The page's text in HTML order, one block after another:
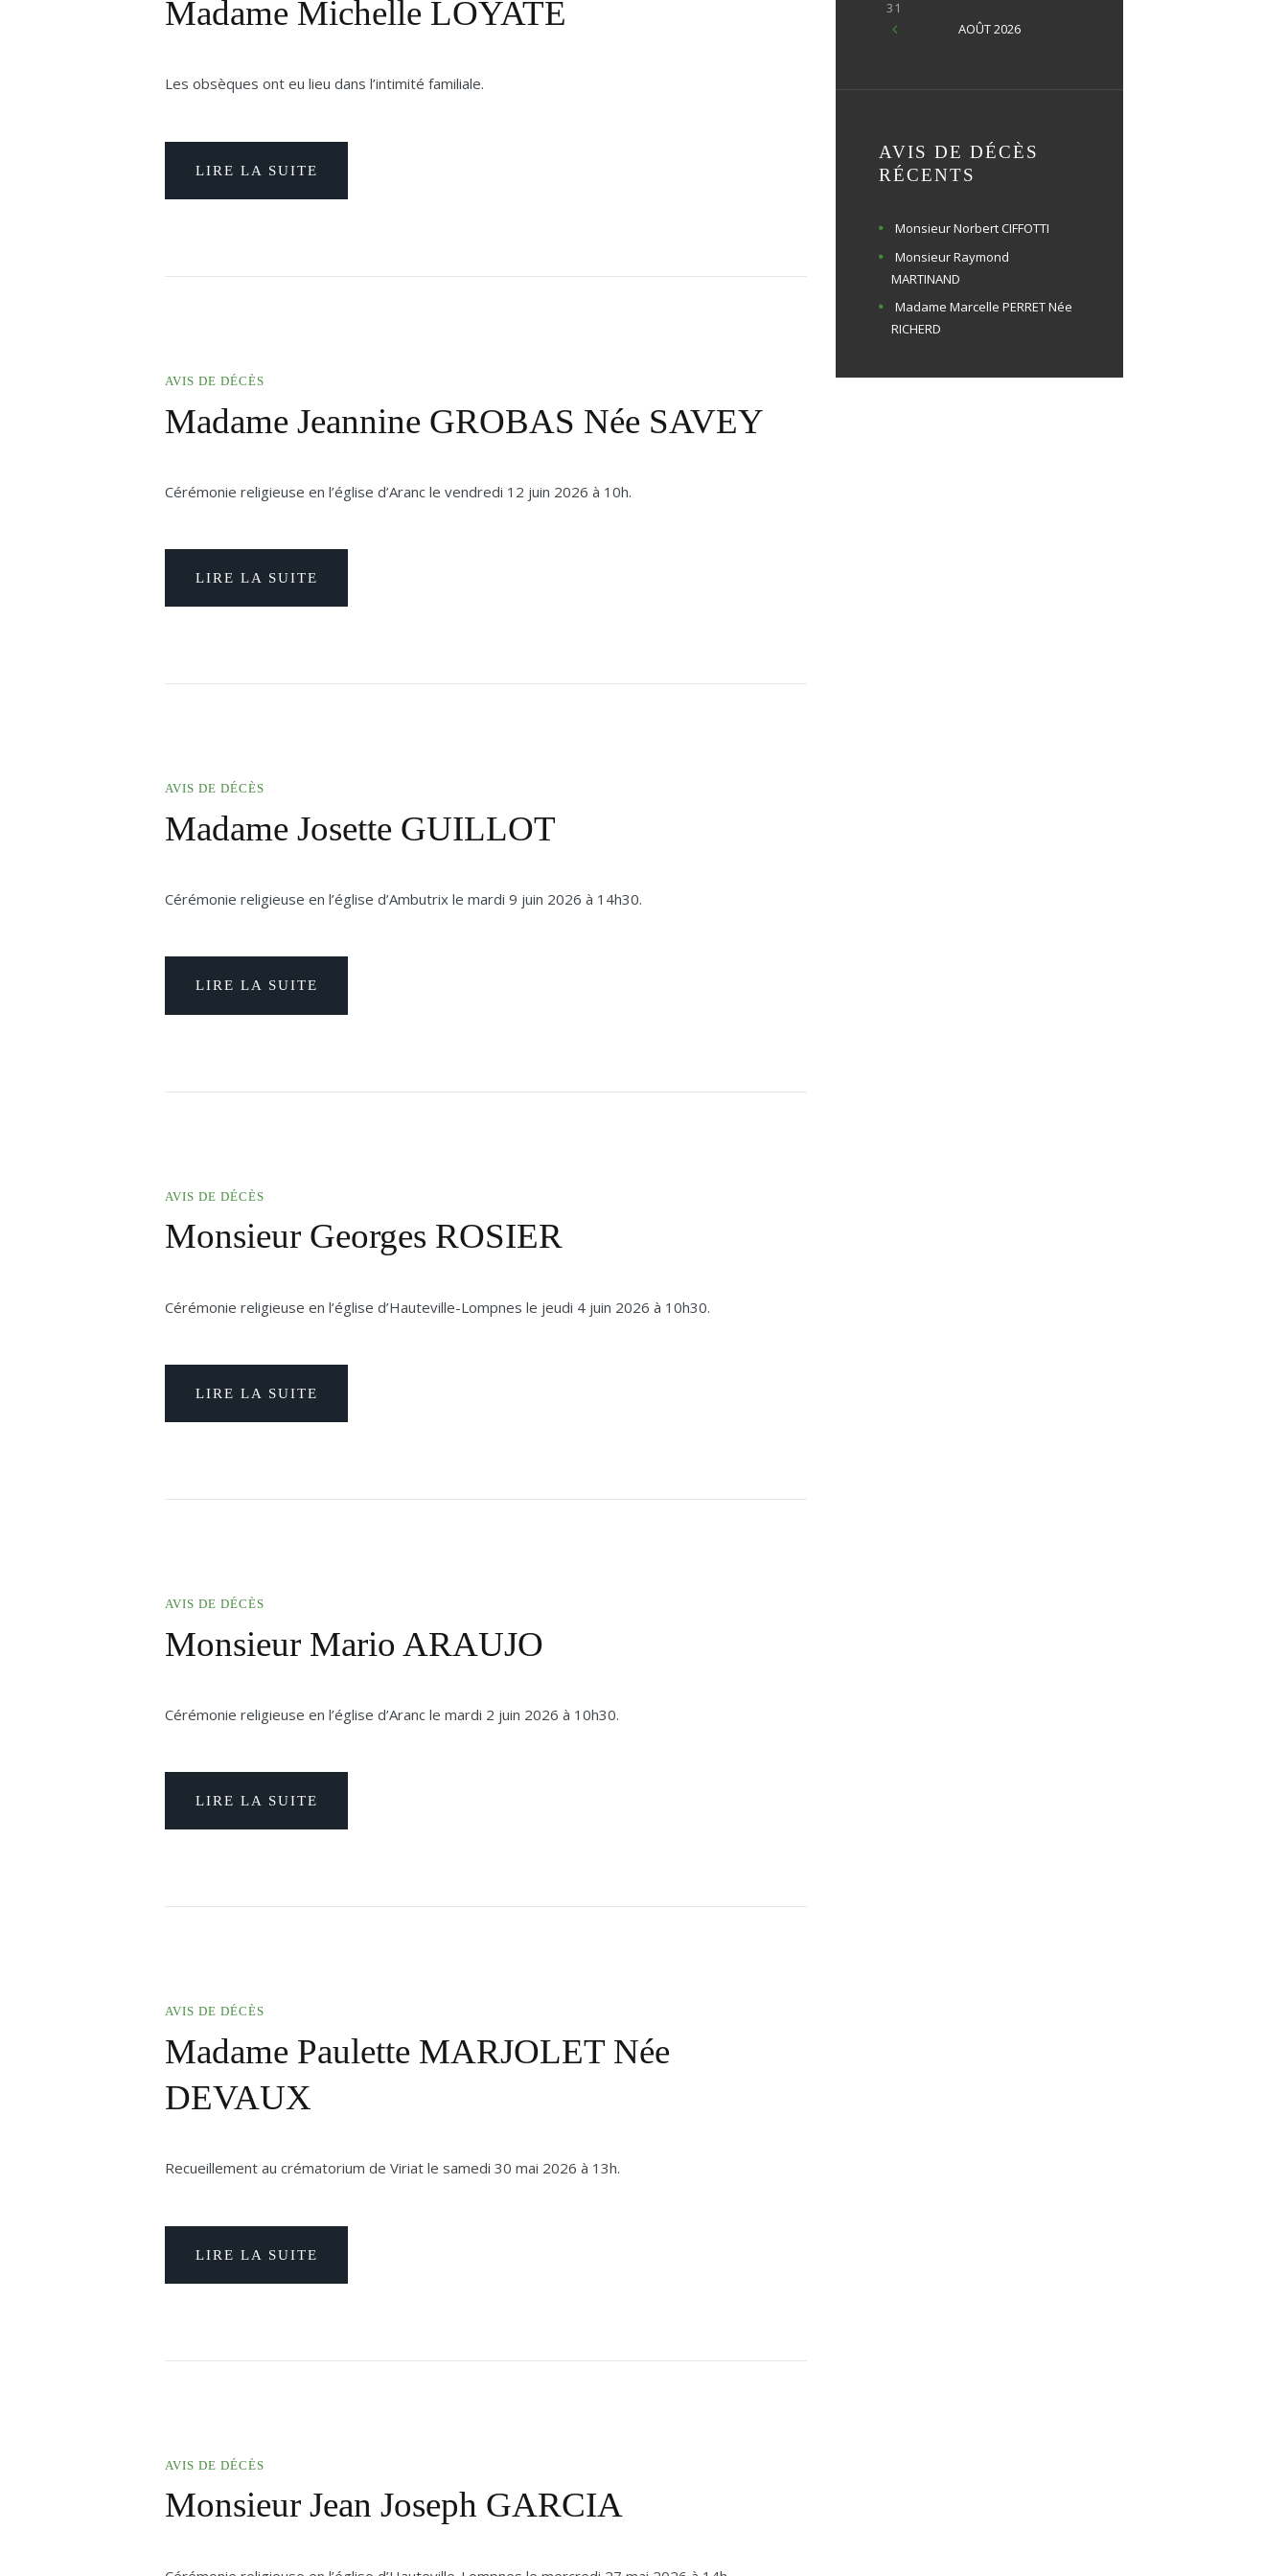
Madame Michelle LOYATE
Les obsèques ont eu lieu dans l’intimité familiale.
LIRE LA SUITE
AVIS DE DÉCÈS
Madame Jeannine GROBAS Née SAVEY
Cérémonie religieuse en l’église d’Aranc le vendredi 12 juin 2026 à 10h.
LIRE LA SUITE
AVIS DE DÉCÈS
Madame Josette GUILLOT
Cérémonie religieuse en l’église d’Ambutrix le mardi 9 juin 2026 à 14h30.
LIRE LA SUITE
AVIS DE DÉCÈS
Monsieur Georges ROSIER
Cérémonie religieuse en l’église d’Hauteville-Lompnes le jeudi 4 juin 2026 à 10h30.
LIRE LA SUITE
AVIS DE DÉCÈS
Monsieur Mario ARAUJO
Cérémonie religieuse en l’église d’Aranc le mardi 2 juin 2026 à 10h30.
LIRE LA SUITE
AVIS DE DÉCÈS
Madame Paulette MARJOLET Née
DEVAUX
Recueillement au crématorium de Viriat le samedi 30 mai 2026 à 13h.
LIRE LA SUITE
AVIS DE DÉCÈS
Monsieur Jean Joseph GARCIA
AOÛT2026
31
AVIS DE DÉCÈS
RÉCENTS
Monsieur Norbert CIFFOTTI
Monsieur Raymond
MARTINAND
Madame Marcelle PERRET Née
RICHERD